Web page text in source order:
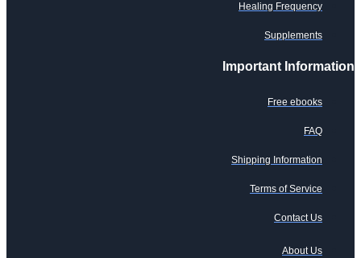
Healing Frequency
Supplements
Important Information
Free ebooks
FAQ
Shipping Information
Terms of Service
Contact Us
About Us